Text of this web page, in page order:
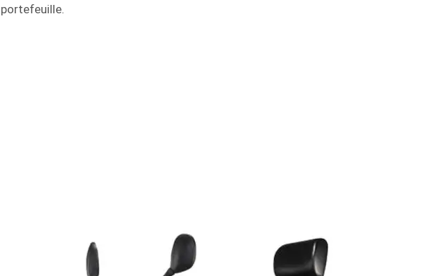
portefeuille.